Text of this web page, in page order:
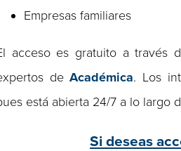
Empresas familiares
acceso es gratuito a través
deAcadémica. Los
está abierta 24/7 a lo largo
Si deseas